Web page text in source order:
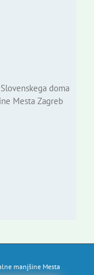
doma
Mesta Zagreb
manjšine Mesta